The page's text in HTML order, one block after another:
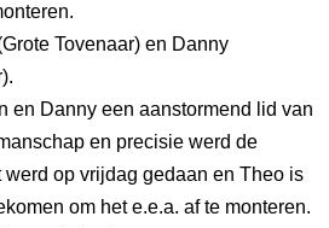
Tovenaar) en Danny
en Danny een aanstormend lid van
en precisie werd de
werd op vrijdag gedaan en Theo is
om het e.e.a. af te monteren.